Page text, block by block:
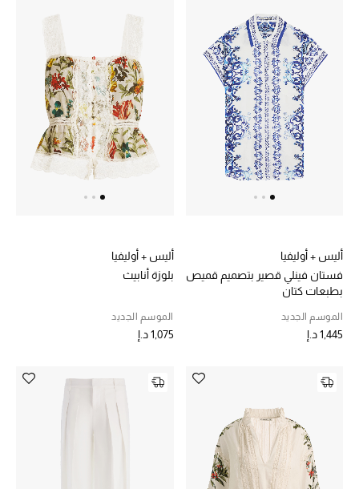
ما وصلنا حديثا
أبرز المصممين
غرفة الطعام
الديكورات والإكسسوارات
الحمام
أجهزة المطبخ والمنزل
مستلزمات المنزل
تسوقوا للمنزل
أليس + أوليفيا
فستان فينلي قصير بتصميم قميص
بطبعات كتان
الموسم الجديد
1,445 د.إ
أليس + أوليفيا
بلوزة أنابيث
الموسم الجديد
1,075 د.إ